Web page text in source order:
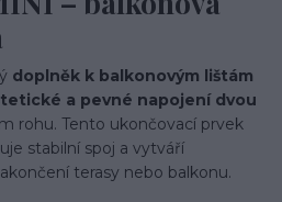
doplněk k balkonovým lištám
a pevné napojení dvou
rohu. Tento ukončovací prvek
stabilní spoj a vytváří
terasy nebo balkonu.